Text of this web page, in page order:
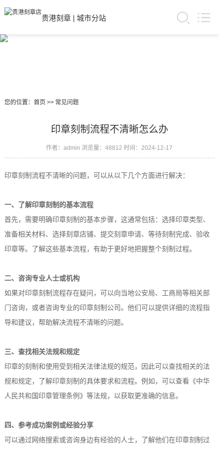
贵港刻章| 城市分站
您的位置： 首页 >> 常见问题
印章刻制流程不清晰怎么办
作者：admin 浏览量：48812 时间：2024-12-17
印章刻制流程不清晰的问题，可以从以下几个方面进行解决：
一、了解印章刻制的基本流程
首先，需要明确印章刻制的基本步骤，这通常包括：选择印章类型、
准备相关材料、选择刻章店铺、提交刻章申请、等待刻制完成、验收
印章等。了解这些基本流程，有助于更好地把握整个刻制过程。
二、咨询专业人士或机构
如果对印章刻制流程存在疑问，可以向当地公安局、工商局等相关部
门咨询，或者咨询专业的印章刻制公司。他们可以提供详细的流程指
导和建议，帮助解决流程不清晰的问题。
三、查找相关法规和规定
印章的刻制和使用受到相关法律法规的规范，因此可以查找相关的法
规和规定，了解印章刻制的具体要求和流程。例如，可以查看《中华
人民共和国印章管理条例》等法规，以获取更准确的信息。
四、参考成功案例或经验分享
可以通过网络搜索或咨询身边有经验的人士，了解他们在印章刻制过